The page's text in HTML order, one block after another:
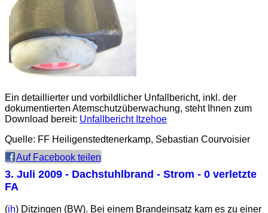
Ein detaillierter und vorbildlicher Unfallbericht, inkl. der
dokumentierten Atemschutzüberwachung, steht Ihnen zum
Download bereit: Unfallbericht Itzehoe
Quelle: FF Heiligenstedtenerkamp, Sebastian Courvoisier
Auf Facebook teilen
3. Juli 2009 - Dachstuhlbrand - Strom - 0 verletzte
FA
(ih) Ditzingen (BW). Bei einem Brandeinsatz kam es zu einer